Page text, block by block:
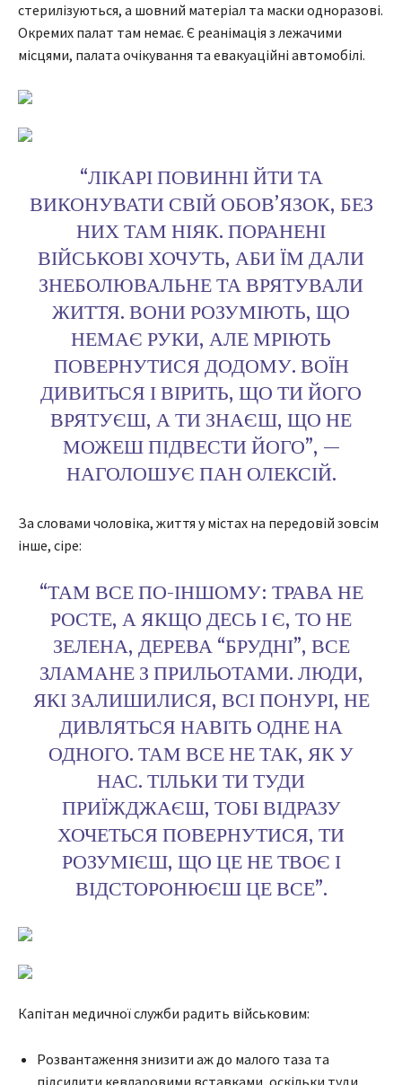
стерилізуються, а шовний матеріал та маски одноразові.
Окремих палат там немає. Є реанімація з лежачими
місцями, палата очікування та евакуаційні автомобілі.
“ЛІКАРІ ПОВИННІ ЙТИ ТА
ВИКОНУВАТИ СВІЙ ОБОВʼЯЗОК, БЕЗ
НИХ ТАМ НІЯК. ПОРАНЕНІ
ВІЙСЬКОВІ ХОЧУТЬ, АБИ ЇМ ДАЛИ
ЗНЕБОЛЮВАЛЬНЕ ТА ВРЯТУВАЛИ
ЖИТТЯ. ВОНИ РОЗУМІЮТЬ, ЩО
НЕМАЄ РУКИ, АЛЕ МРІЮТЬ
ПОВЕРНУТИСЯ ДОДОМУ. ВОЇН
ДИВИТЬСЯ І ВІРИТЬ, ЩО ТИ ЙОГО
ВРЯТУЄШ, А ТИ ЗНАЄШ, ЩО НЕ
МОЖЕШ ПІДВЕСТИ ЙОГО”, —
НАГОЛОШУЄ ПАН ОЛЕКСІЙ.
За словами чоловіка, життя у містах на передовій зовсім
інше, сіре:
“ТАМ ВСЕ ПО-ІНШОМУ: ТРАВА НЕ
РОСТЕ, А ЯКЩО ДЕСЬ І Є, ТО НЕ
ЗЕЛЕНА, ДЕРЕВА “БРУДНІ”, ВСЕ
ЗЛАМАНЕ З ПРИЛЬОТАМИ. ЛЮДИ,
ЯКІ ЗАЛИШИЛИСЯ, ВСІ ПОНУРІ, НЕ
ДИВЛЯТЬСЯ НАВІТЬ ОДНЕ НА
ОДНОГО. ТАМ ВСЕ НЕ ТАК, ЯК У
НАС. ТІЛЬКИ ТИ ТУДИ
ПРИЇЖДЖАЄШ, ТОБІ ВІДРАЗУ
ХОЧЕТЬСЯ ПОВЕРНУТИСЯ, ТИ
РОЗУМІЄШ, ЩО ЦЕ НЕ ТВОЄ І
ВІДСТОРОНЮЄШ ЦЕ ВСЕ”.
Капітан медичної служби радить військовим:
Розвантаження знизити аж до малого таза та